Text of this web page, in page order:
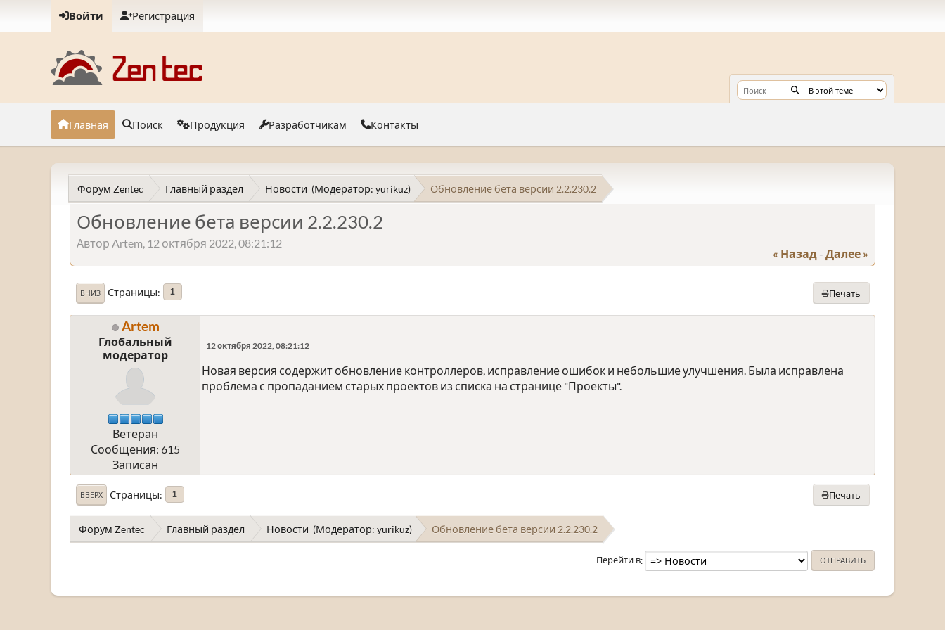
Войти Регистрация
Главная Поиск Продукция Разработчикам Контакты
Форум Zentec Главный раздел Новости (Модератор: yurikuz) Обновление бета версии 2.2.230.2
Обновление бета версии 2.2.230.2
Автор Artem, 12 октября 2022, 08:21:12
« Назад - Далее »
Печать
ВНИЗ Страницы 1
Artem
Глобальный
модератор
Ветеран
Сообщения: 615
Записан
12 октября 2022, 08:21:12
Новая версия содержит обновление контроллеров, исправление ошибок и небольшие улучшения. Была исправлена
проблема с пропаданием старых проектов из списка на странице "Проекты".
Печать
ВВЕРХ Страницы 1
Форум Zentec Главный раздел Новости (Модератор: yurikuz) Обновление бета версии 2.2.230.2
Перейти в